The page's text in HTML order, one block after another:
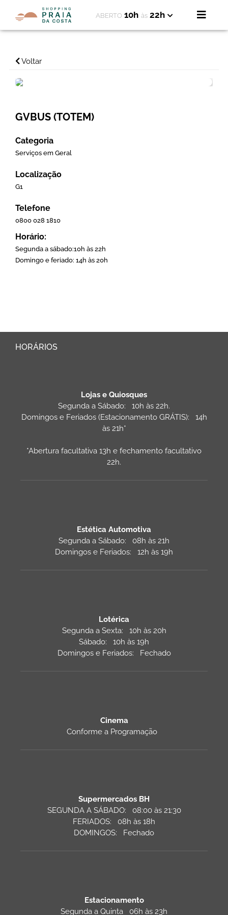
ABERTO 10h às 22h
Voltar
GVBUS (TOTEM)
Categoria
Serviços em Geral
Localização
G1
Telefone
0800 028 1810
Horário:
Segunda a sábado:10h às 22h
Domingo e feriado: 14h às 20h
HORÁRIOS
Lojas e Quiosques
Segunda a Sábado: 10h às 22h.
Domingos e Feriados (Estacionamento GRÁTIS): 14h
às 21h*
*Abertura facultativa 13h e fechamento facultativo
22h.
Estética Automotiva
Segunda a Sábado: 08h às 21h
Domingos e Feriados: 12h às 19h
Lotérica
Segunda a Sexta: 10h às 20h
Sábado: 10h às 19h
Domingos e Feriados: Fechado
Cinema
Conforme a Programação
Supermercados BH
SEGUNDA A SÁBADO: 08:00 às 21:30
FERIADOS: 08h às 18h
DOMINGOS: Fechado
Estacionamento
Segunda a Quinta 06h às 23h